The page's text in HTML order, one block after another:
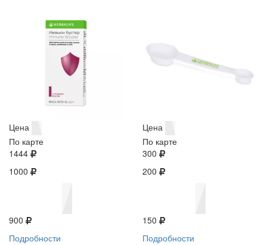
Цена
По карте
1444
1000
900
Подробности
Цена
По карте
300
200
150
Подробности